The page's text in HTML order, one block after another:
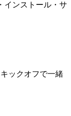
インストール・サ
ックオフで一緒